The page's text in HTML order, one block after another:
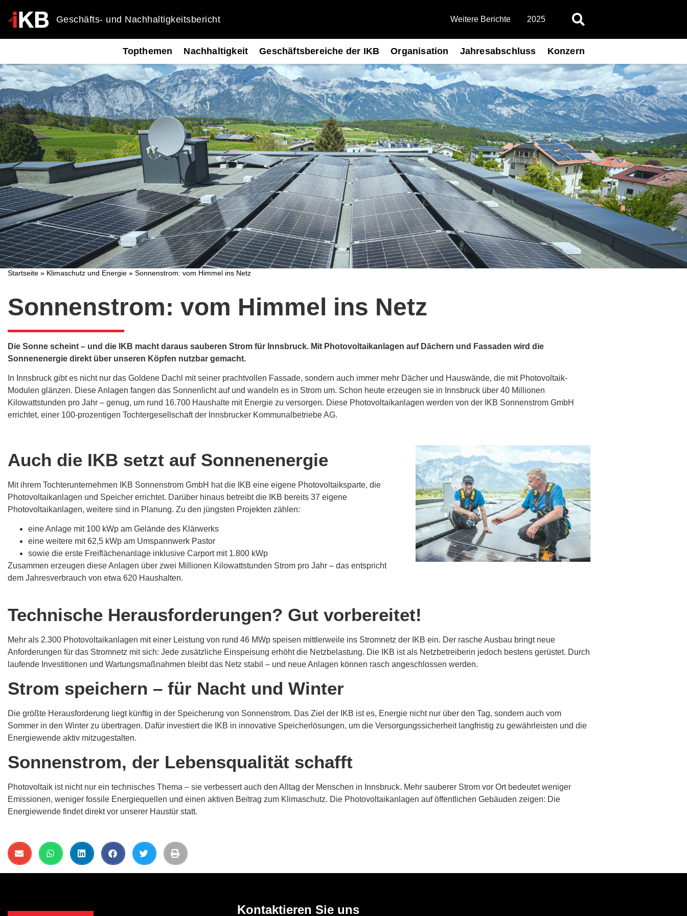
Geschäfts- und Nachhaltigkeitsbericht Weitere Berichte 2025
Topthemen Nachhaltigkeit Geschäftsbereiche der IKB Organisation Jahresabschluss Konzern
Startseite » Klimaschutz und Energie » Sonnenstrom: vom Himmel ins Netz
Sonnenstrom: vom Himmel ins Netz
Die Sonne scheint – und die IKB macht daraus sauberen Strom für Innsbruck. Mit Photovoltaikanlagen auf Dächern und Fassaden wird die
Sonnenenergie direkt über unseren Köpfen nutzbar gemacht.
In Innsbruck gibt es nicht nur das Goldene Dachl mit seiner prachtvollen Fassade, sondern auch immer mehr Dächer und Hauswände, die mit Photovoltaik-
Modulen glänzen. Diese Anlagen fangen das Sonnenlicht auf und wandeln es in Strom um. Schon heute erzeugen sie in Innsbruck über 40 Millionen
Kilowattstunden pro Jahr – genug, um rund 16.700 Haushalte mit Energie zu versorgen. Diese Photovoltaikanlagen werden von der IKB Sonnenstrom GmbH
errichtet, einer 100-prozentigen Tochtergesellschaft der Innsbrucker Kommunalbetriebe AG.
Auch die IKB setzt auf Sonnenenergie
Mit ihrem Tochterunternehmen IKB Sonnenstrom GmbH hat die IKB eine eigene Photovoltaiksparte, die
Photovoltaikanlagen und Speicher errichtet. Darüber hinaus betreibt die IKB bereits 37 eigene
Photovoltaikanlagen, weitere sind in Planung. Zu den jüngsten Projekten zählen:
eine Anlage mit 100 kWp am Gelände des Klärwerks
eine weitere mit 62,5 kWp am Umspannwerk Pastor
sowie die erste Freiflächenanlage inklusive Carport mit 1.800 kWp
Zusammen erzeugen diese Anlagen über zwei Millionen Kilowattstunden Strom pro Jahr – das entspricht
dem Jahresverbrauch von etwa 620 Haushalten.
Technische Herausforderungen? Gut vorbereitet!
Mehr als 2.300 Photovoltaikanlagen mit einer Leistung von rund 46 MWp speisen mittlerweile ins Stromnetz der IKB ein. Der rasche Ausbau bringt neue
Anforderungen für das Stromnetz mit sich: Jede zusätzliche Einspeisung erhöht die Netzbelastung. Die IKB ist als Netzbetreiberin jedoch bestens gerüstet. Durch
laufende Investitionen und Wartungsmaßnahmen bleibt das Netz stabil – und neue Anlagen können rasch angeschlossen werden.
Strom speichern – für Nacht und Winter
Die größte Herausforderung liegt künftig in der Speicherung von Sonnenstrom. Das Ziel der IKB ist es, Energie nicht nur über den Tag, sondern auch vom
Sommer in den Winter zu übertragen. Dafür investiert die IKB in innovative Speicherlösungen, um die Versorgungssicherheit langfristig zu gewährleisten und die
Energiewende aktiv mitzugestalten.
Sonnenstrom, der Lebensqualität schafft
Photovoltaik ist nicht nur ein technisches Thema – sie verbessert auch den Alltag der Menschen in Innsbruck. Mehr sauberer Strom vor Ort bedeutet weniger
Emissionen, weniger fossile Energiequellen und einen aktiven Beitrag zum Klimaschutz. Die Photovoltaikanlagen auf öffentlichen Gebäuden zeigen: Die
Energiewende findet direkt vor unserer Haustür statt.
Kontaktieren Sie uns